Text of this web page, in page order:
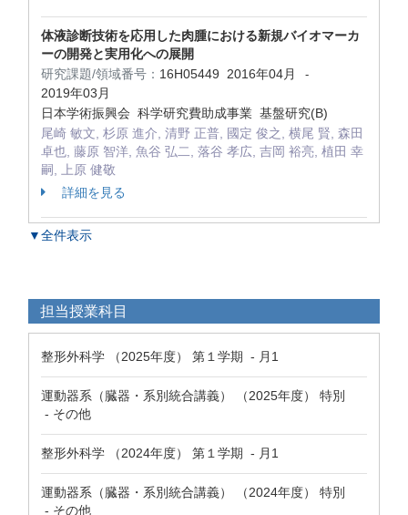
体液診断技術を応用した肉腫における新規バイオマーカ
ーの開発と実用化への展開
研究課題/領域番号： 16H05449 2016年04月 -
2019年03月
日本学術振興会 科学研究費助成事業 基盤研究(B)
尾崎 敏文, 杉原 進介, 清野 正普, 國定 俊之, 横尾 賢, 森田
卓也, 藤原 智洋, 魚谷 弘二, 落谷 孝広, 吉岡 裕亮, 植田 幸
嗣, 上原 健敬
詳細を見る
▼全件表示
担当授業科目
整形外科学 （2025年度） 第１学期 - 月1
運動器系（臓器・系別統合講義） （2025年度） 特別
- その他
整形外科学 （2024年度） 第１学期 - 月1
運動器系（臓器・系別統合講義） （2024年度） 特別
- その他